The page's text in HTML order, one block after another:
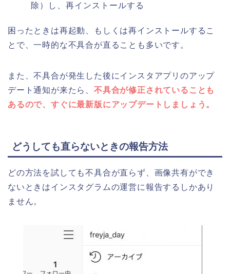
除）し、再インストールする
困ったときは再起動、もしくは再インストールするこ
とで、一時的な不具合が直ることも多いです。
また、不具合が発生した後にインスタアプリのアップ
デート通知が来たら、 不具合が修正されていることも
あるので、すぐに最新版にアップデートしましょう。
どうしても直らないときの報告方法
どの方法を試しても不具合が直らず、画像共有ができ
ないときはインスタグラムの運営に報告するしかあり
ません。